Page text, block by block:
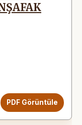
PDF Görüntüle